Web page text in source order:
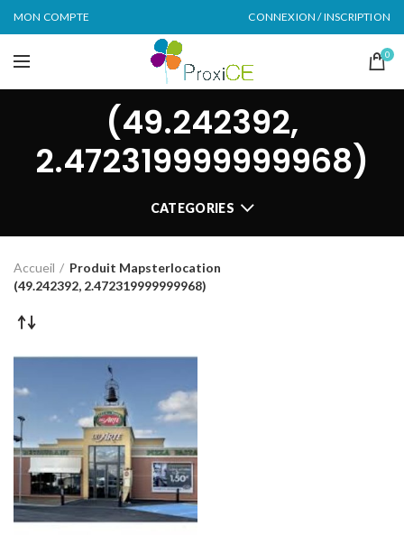
MON COMPTE CONNEXION / INSCRIPTION
0
(49.242392,
2.472319999999968)
CATEGORIES
Accueil
Produit Mapsterlocation
(49.242392, 2.472319999999968)